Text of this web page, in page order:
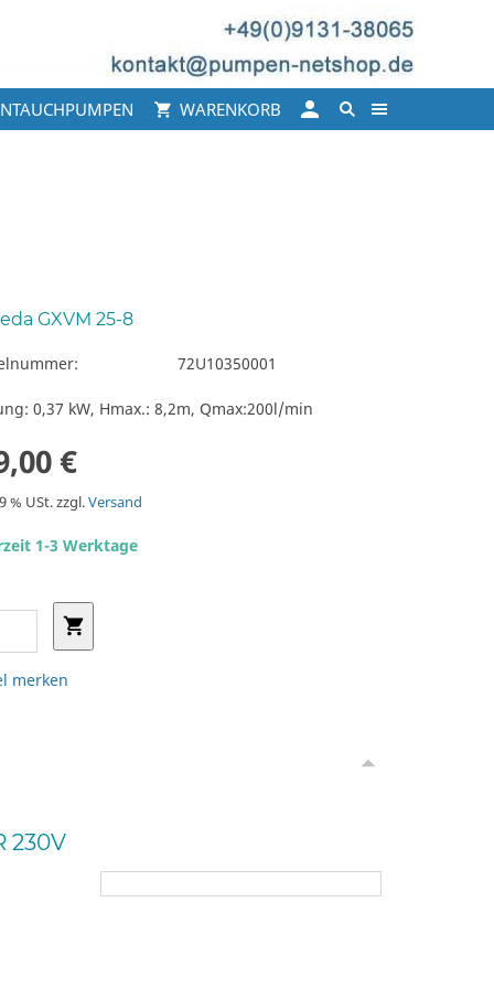
WARENKORB
GXVM 25-8
72U10350001
0,37 kW, Hmax.: 8,2m, Qmax:200l/min
€
% USt. zzgl.Versand
1-3 Werktage
merken
230V